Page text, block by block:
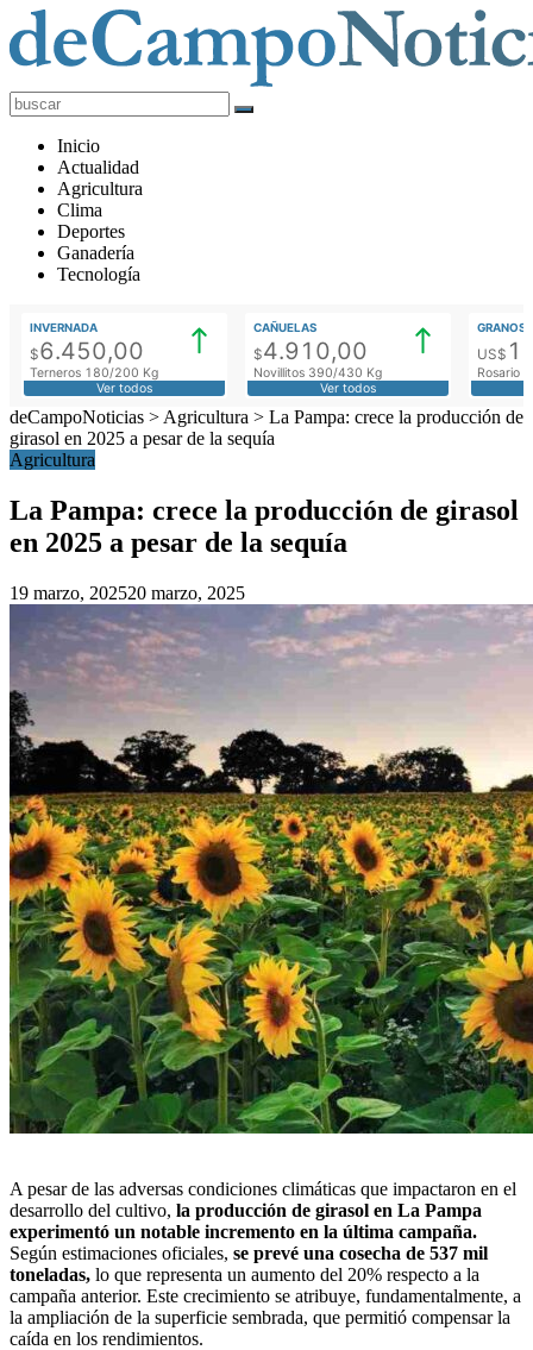
deCampoNoticias
Actualidad
Agropecuaria
Inicio
Actualidad
Agricultura
Clima
Deportes
Ganadería
Tecnología
INVERNADA
$6.450,00
Terneros 180/200 Kg
Ver todos
CAÑUELAS
$4.910,00
Novillitos 390/430 Kg
Ver todos
GRANOS
US$
Rosario
deCampoNoticias > Agricultura > La Pampa: crece la producción de
girasol en 2025 a pesar de la sequía
Agricultura
La Pampa: crece la producción de girasol
en 2025 a pesar de la sequía
19 marzo, 202520 marzo, 2025
A pesar de las adversas condiciones climáticas que impactaron en el
desarrollo del cultivo, la producción de girasol en La Pampa
experimentó un notable incremento en la última campaña.
Según estimaciones oficiales, se prevé una cosecha de 537 mil
toneladas, lo que representa un aumento del 20% respecto a la
campaña anterior. Este crecimiento se atribuye, fundamentalmente, a
la ampliación de la superficie sembrada, que permitió compensar la
caída en los rendimientos.